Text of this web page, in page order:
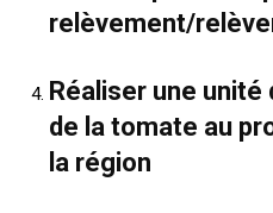
relèvement/
Réaliser une
de la tomate au
la région